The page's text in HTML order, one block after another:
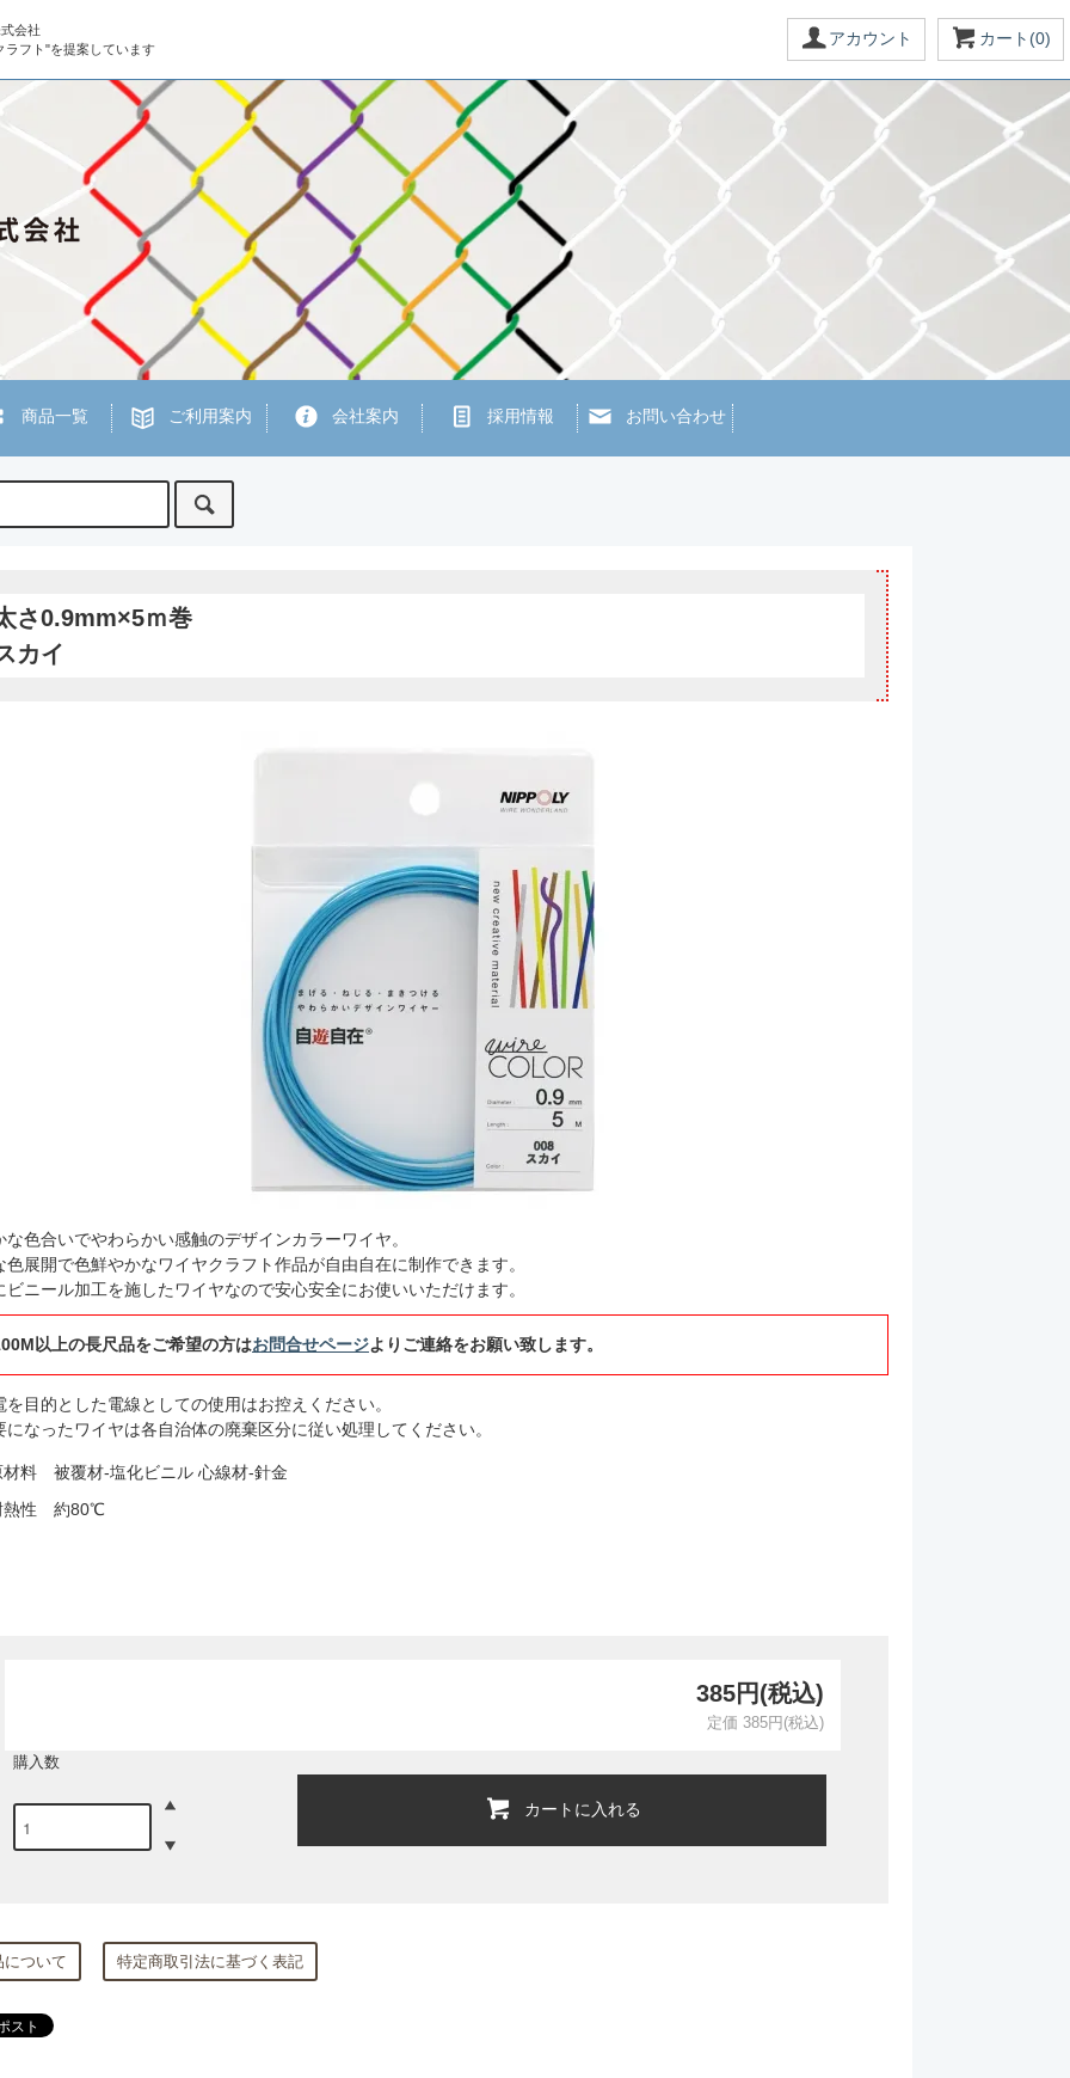
会社
ラフト"を提案しています
アカウント カート(0)
商品一覧 ご利用案内 会社案内 採用情報 お問い合わせ
さ0.9mm×5ｍ巻
カイ
な色合いでやわらかい感触のデザインカラーワイヤ。
色展開で色鮮やかなワイヤクラフト作品が自由自在に制作できます。
ビニール加工を施したワイヤなので安心安全にお使いいただけます。
以上の長尺品をご希望の方はお問合せページよりご連絡をお願い致します。
目的とした電線としての使用はお控えください。
なったワイヤは各自治体の廃棄区分に従い処理してください。
材料 被覆材-塩化ビニル 心線材-針金
熱性 約80℃
385円(税込)
定価 385円(税込)
購入数
カートに入れる
について 特定商取引法に基づく表記